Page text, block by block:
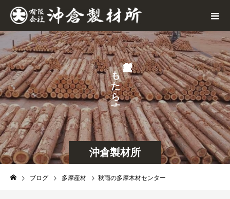
沖倉製材所
が
も
た
ら
す
せ
な
ブログ 多摩産材 秋雨の多摩木材センター